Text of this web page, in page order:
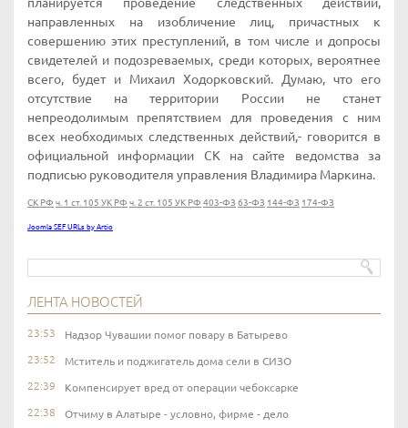
направленных на изобличение лиц, причастных к
совершению этих преступлений, в том числе и допросы
свидетелей и подозреваемых, среди которых, вероятнее
всего, будет и Михаил Ходорковский. Думаю, что его
отсутствие на территории России не станет
непреодолимым препятствием для проведения с ним
всех необходимых следственных действий,- говорится в
официальной информации СК на сайте ведомства за
подписью руководителя управления Владимира Маркина.
СК РФ ч. 1 ст. 105 УК РФ ч. 2 ст. 105 УК РФ 403-ФЗ 63-ФЗ 144-ФЗ 174-ФЗ
Joomla SEF URLs by Artio
ЛЕНТА НОВОСТЕЙ
23:53 Надзор Чувашии помог повару в Батырево
23:52 Мститель и поджигатель дома сели в СИЗО
22:39 Компенсирует вред от операции чебоксарке
22:38 Отчиму в Алатыре - условно, фирме - дело